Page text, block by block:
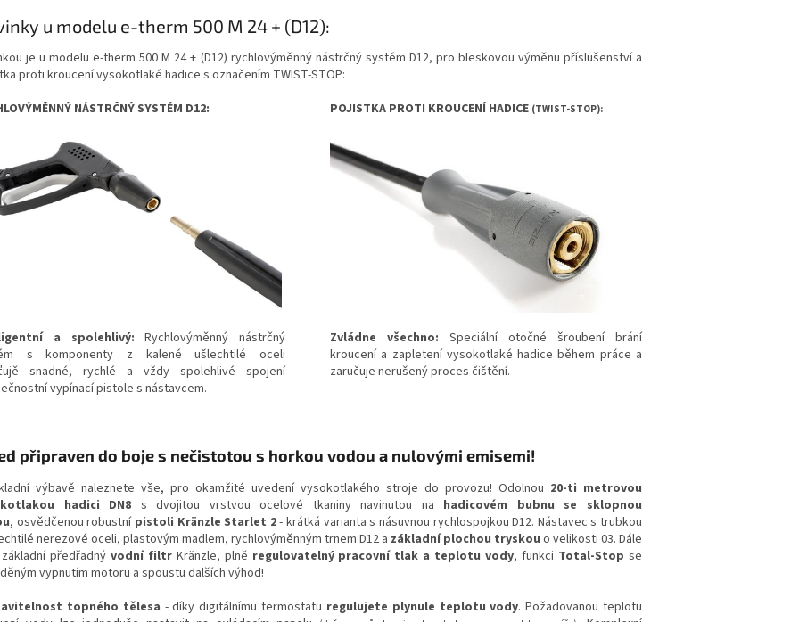
u modelu e-therm 500 M 24 + (D12):
je u modelu e-therm 500 M 24 + (D12) rychlovýměnný nástrčný systém D12, pro bleskovou výměnu příslušenství a
proti kroucení vysokotlaké hadice s označením TWIST-STOP:
NÁSTRČNÝ SYSTÉM D12:
POJISTKA PROTI KROUCENÍ HADICE (TWIST-STOP):
a spolehlivý: Rychlovýměnný nástrčný
s komponenty z kalené ušlechtilé oceli
snadné, rychlé a vždy spolehlivé spojení
vypínací pistole s nástavcem.
Zvládne všechno: Speciální otočné šroubení brání
kroucení a zapletení vysokotlaké hadice během práce a
zaručuje nerušený proces čištění.
připraven do boje s nečistotou s horkou vodou a nulovými emisemi!
výbavě naleznete vše, pro okamžité uvedení vysokotlakého stroje do provozu! Odolnou 20-ti metrovou
hadici DN8 s dvojitou vrstvou ocelové tkaniny navinutou na hadicovém bubnu se sklopnou
, osvědčenou robustní pistoli Kränzle Starlet 2- krátká varianta s násuvnou rychlospojkou D12. Nástavec s trubkou
nerezové oceli, plastovým madlem, rychlovýměnným trnem D12 a základní plochou tryskou o velikosti 03. Dále
předřadný vodní filtrKränzle, plně regulovatelný pracovní tlak a teplotu vody, funkci Total-Stop se
vypnutím motoru a spoustu dalších výhod!
topného tělesa - díky digitálnímu termostatu regulujete plynule teplotu vody. Požadovanou teplotu